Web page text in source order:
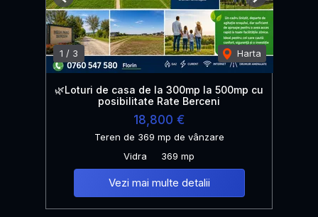
1 / 3 Harta
🌿Loturi de casa de la 300mp la 500mp cu
posibilitate Rate Berceni
18,800 €
Teren de 369 mp de vânzare
Vidra
369 mp
Vezi mai multe detalii